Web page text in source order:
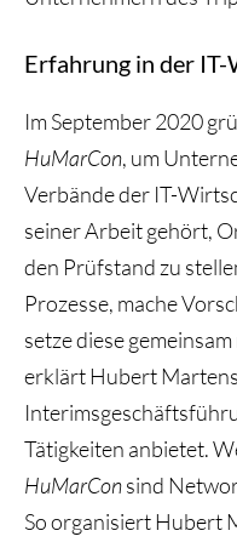
Erfahrung in der
Im September 2020
HuMarCon, um
Verbände der IT-
seiner Arbeit gehört,
den Prüfstand zu
Prozesse, mache
setze diese
erklärt Hubert
Tätigkeiten anbietet.
HuMarConsind
So organisiert Hubert